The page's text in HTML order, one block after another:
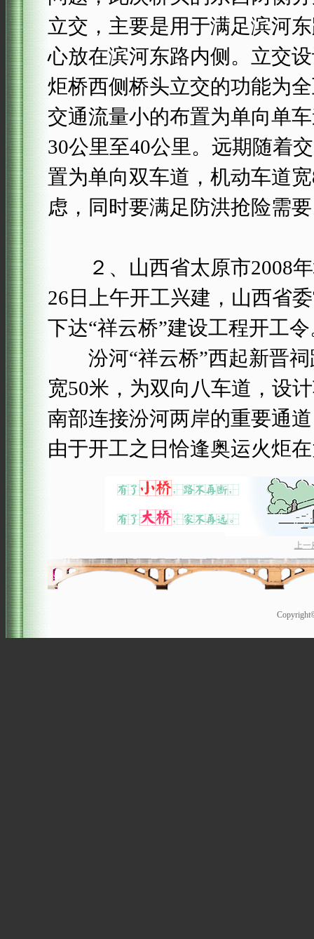
立交，主要是用于满足滨河
心放在滨河东路内侧。立交
炬桥西侧桥头立交的功能为
交通流量小的布置为单向单
30公里至40公里。远期随着
置为单向双车道，机动车道
虑，同时要满足防洪抢险需
２、山西省太原市2008年
26日上午开工兴建，山西省
下达“祥云桥”建设工程开工
汾河“祥云桥”西起新晋祠
宽50米，为双向八车道，设
南部连接汾河两岸的重要通
由于开工之日恰逢奥运火炬
上一